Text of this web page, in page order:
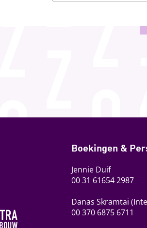
Boekingen &
Jennie Duif
00 31 61654 2987
Danas Skramtai
00 370 6875 6711